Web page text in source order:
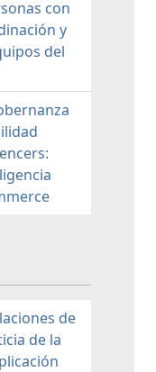
con
y
del
de
de la